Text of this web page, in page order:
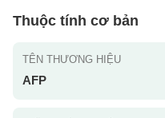
Thuộc tính cơ bản
TÊN THƯƠNG HIỆU
AFP